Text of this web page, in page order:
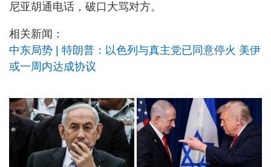
尼亚胡通电话，破口大骂对方。
相关新闻：
中东局势 | 特朗普：以色列与真主党已同意停火 美伊
或一周内达成协议